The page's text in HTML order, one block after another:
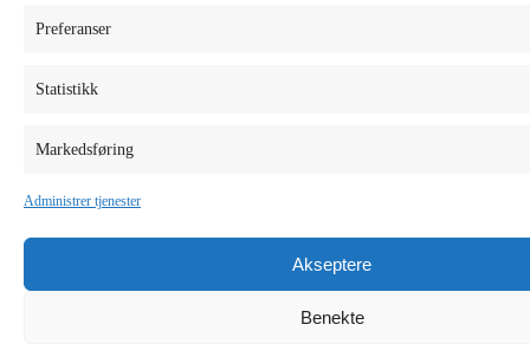
Preferanser
Statistikk
Markedsføring
Administrer tjenester
Akseptere
Benekte